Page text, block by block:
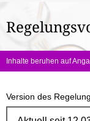
hier:
Inhalte beruhen auf
Version des